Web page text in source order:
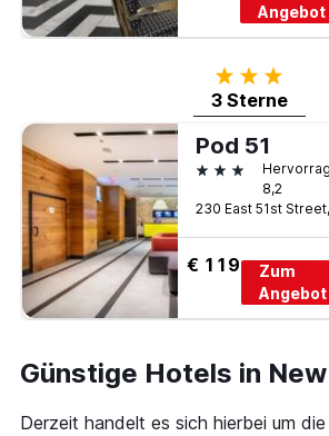
Angebot
3 Sterne
3 Sterne
Pod 51
3 Sterne
8,2
€ 119
Zum
Angebot
Günstige Hotels in
Derzeit handelt es sich hierbei um